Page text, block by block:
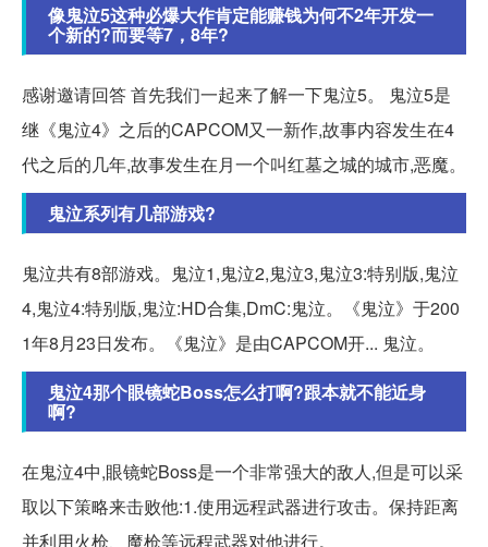
像鬼泣5这种必爆大作肯定能赚钱为何不2年开发一
个新的?而要等7，8年?
感谢邀请回答 首先我们一起来了解一下鬼泣5。 鬼泣5是
继《鬼泣4》之后的CAPCOM又一新作,故事内容发生在4
代之后的几年,故事发生在月一个叫红墓之城的城市,恶魔。
鬼泣系列有几部游戏?
鬼泣共有8部游戏。鬼泣1,鬼泣2,鬼泣3,鬼泣3:特别版,鬼泣
4,鬼泣4:特别版,鬼泣:HD合集,DmC:鬼泣。《鬼泣》于200
1年8月23日发布。《鬼泣》是由CAPCOM开... 鬼泣。
鬼泣4那个眼镜蛇Boss怎么打啊?跟本就不能近身
啊?
在鬼泣4中,眼镜蛇Boss是一个非常强大的敌人,但是可以采
取以下策略来击败他:1.使用远程武器进行攻击。保持距离
并利用火枪、魔枪等远程武器对他进行。